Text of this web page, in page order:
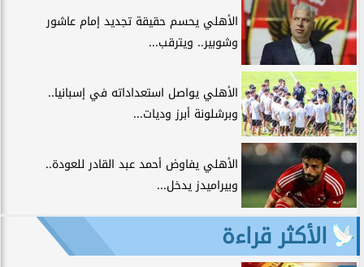
الأهلي يحسم حقيقة تجديد إمام عاشور
وشوبير.. ويترقب...
الأهلي يواصل استعداداته في إسبانيا..
وبرشلونة أبرز وديات...
الأهلي يفاوض أحمد عبد القادر للعودة..
وبيراميدز يدخل...
الأكثر قراءة